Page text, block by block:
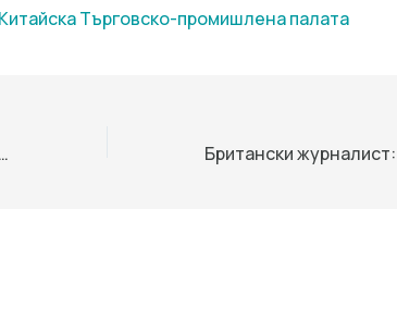
Търговско-промишлена палaта
Shenzhen Hello Tech Energy пуска серия Jackery SolarVault 3 на европейския пазар